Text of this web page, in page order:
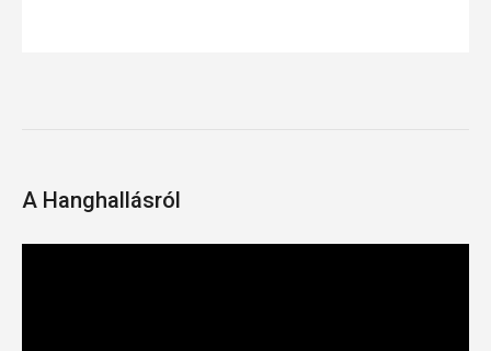
A Hanghallásról